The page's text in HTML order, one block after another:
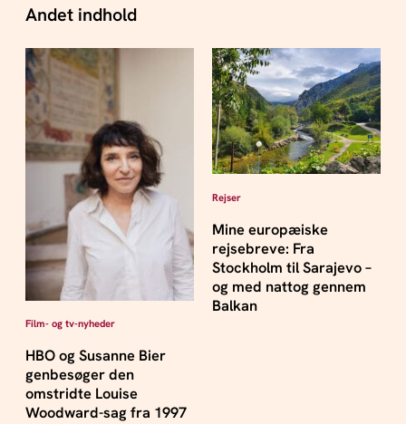
Andet indhold
Film- og tv-nyheder
HBO og Susanne Bier
genbesøger den
omstridte Louise
Woodward-sag fra 1997
Rejser
Mine europæiske
rejsebreve: Fra
Stockholm til Sarajevo –
og med nattog gennem
Balkan